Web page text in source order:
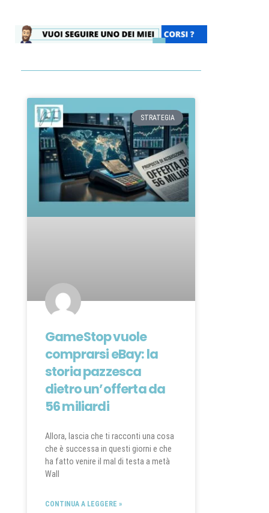
STRATEGIA
GameStop vuole
comprarsi eBay: la
storia pazzesca
dietro un’offerta da
56 miliardi
Allora, lascia che ti racconti una cosa
che è successa in questi giorni e che
ha fatto venire il mal di testa a metà
Wall
CONTINUA A LEGGERE »